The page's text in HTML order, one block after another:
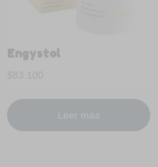
Engystol
Leer más